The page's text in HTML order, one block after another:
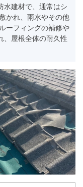
水建材で、通常はシ
かれ、雨水やその他
ーフィングの補修や
、屋根全体の耐久性